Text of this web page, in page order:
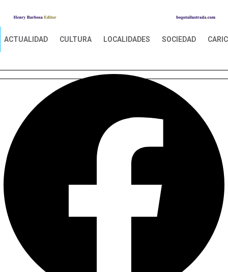
ACTUALIDAD CULTURA LOCALIDADES SOCIEDAD